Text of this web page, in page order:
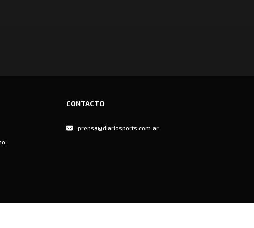
CONTACTO
prensa@diariosports.com.ar